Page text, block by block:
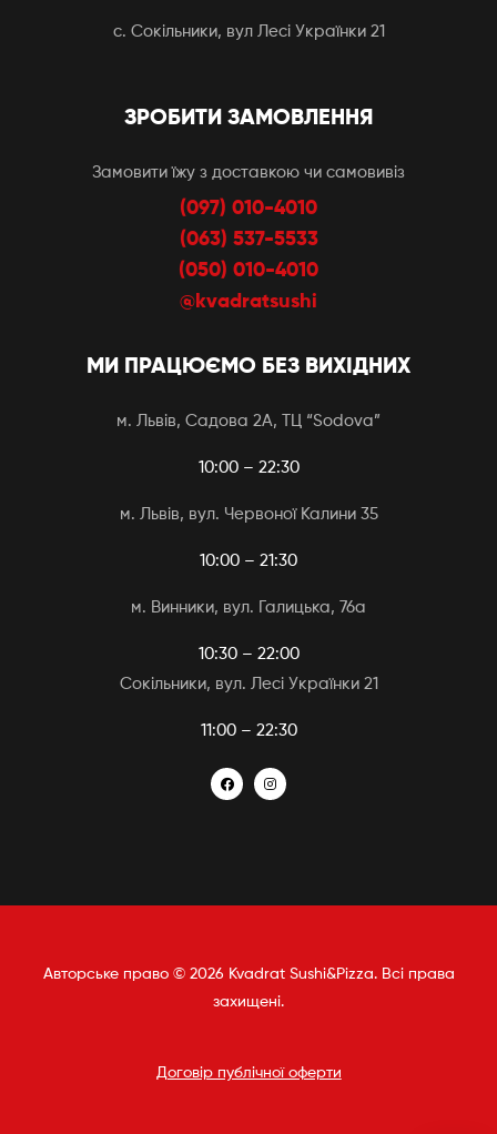
с. Сокільники, вул Лесі Українки 21
ЗРОБИТИ ЗАМОВЛЕННЯ
Замовити їжу з доставкою чи самовивіз
(097) 010-4010
(063) 537-5533
(050) 010-4010
@kvadratsushi
МИ ПРАЦЮЄМО БЕЗ ВИХІДНИХ
м. Львів, Садова 2А, ТЦ “Sodova”
10:00 – 22:30
м. Львів, вул. Червоної Калини 35
10:00 – 21:30
м. Винники, вул. Галицька, 76а
10:30 – 22:00
Сокільники, вул. Лесі Українки 21
11:00 – 22:30
Авторське право © 2026 Kvadrat Sushi&Pizza. Всі права
захищені.
Договір публічної оферти